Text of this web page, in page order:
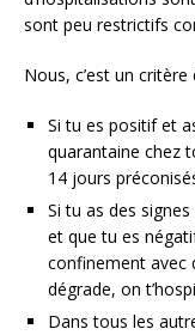
sont peu restrictifs
Nous, c’est un critère
Si tu es positif et
quarantaine chez
14 jours
Si tu as des
et que tu es
confinement avec
dégrade, on
Dans tous les